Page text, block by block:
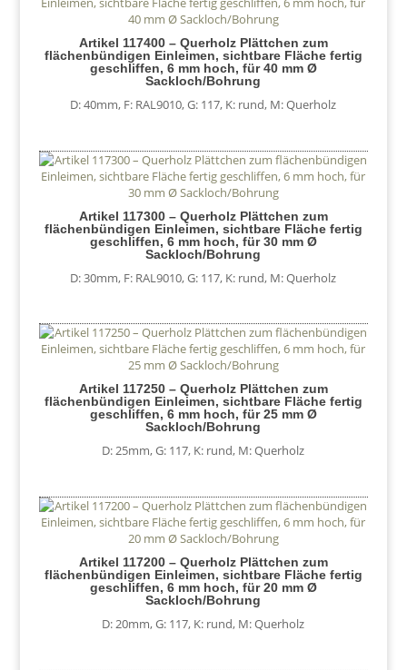
Artikel 117400 – Querholz Plättchen zum
flächenbündigen Einleimen, sichtbare Fläche fertig
geschliffen, 6 mm hoch, für 40 mm Ø
Sackloch/Bohrung
D: 40mm, F: RAL9010,G: 117, K: rund, M: Querholz
Artikel 117300 – Querholz Plättchen zum
flächenbündigen Einleimen, sichtbare Fläche fertig
geschliffen, 6 mm hoch, für 30 mm Ø
Sackloch/Bohrung
D: 30mm, F: RAL9010,G: 117, K: rund, M: Querholz
Artikel 117250 – Querholz Plättchen zum
flächenbündigen Einleimen, sichtbare Fläche fertig
geschliffen, 6 mm hoch, für 25 mm Ø
Sackloch/Bohrung
D: 25mm,G: 117, K: rund, M: Querholz
Artikel 117200 – Querholz Plättchen zum
flächenbündigen Einleimen, sichtbare Fläche fertig
geschliffen, 6 mm hoch, für 20 mm Ø
Sackloch/Bohrung
D: 20mm,G: 117, K: rund, M: Querholz